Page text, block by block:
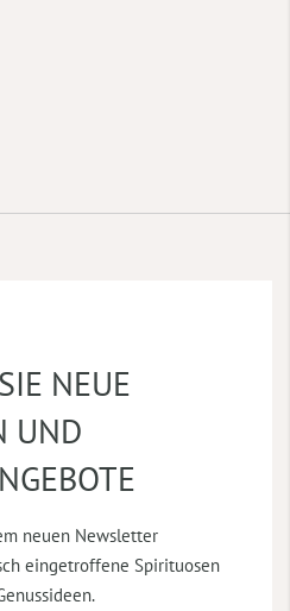
NEUE
UND
neuen Newsletter
eingetroffene Spirituosen